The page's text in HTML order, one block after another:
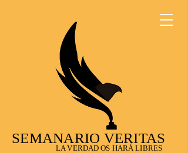
SEMANARIO VERITAS
LA VERDAD OS HARÁ LIBRES